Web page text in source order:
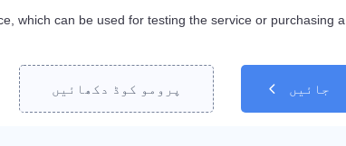
which can be used for testing the service or purchasing a
جائیں پرومو کوڈ دکھائیں